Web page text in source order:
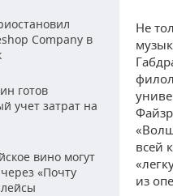
Company в
готов
учет затрат на
вино могут
«Почту
Не
всей
из